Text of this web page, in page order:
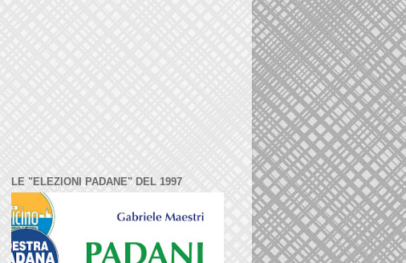
LE "ELEZIONI PADANE" DEL 1997